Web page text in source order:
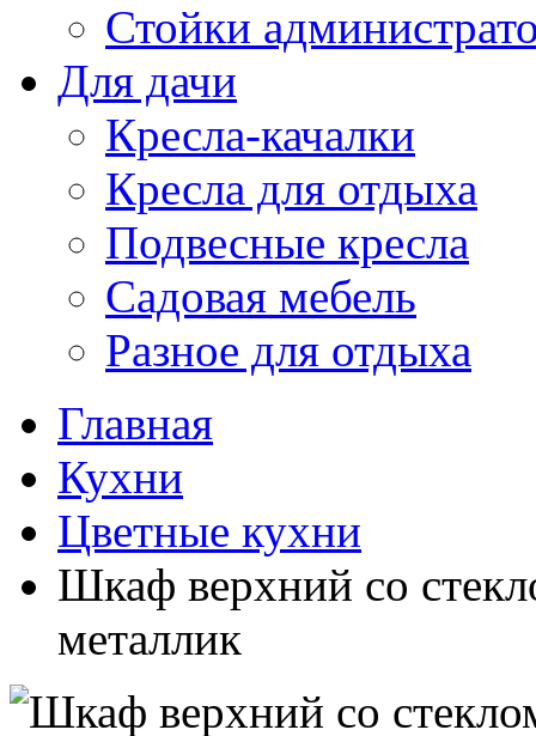
Стойки
Для дачи
Кресла-качалки
Кресла для отдыха
Подвесные кресла
Садовая мебель
Разное для отдыха
Главная
Кухни
Цветные кухни
Шкаф верхний со
металлик